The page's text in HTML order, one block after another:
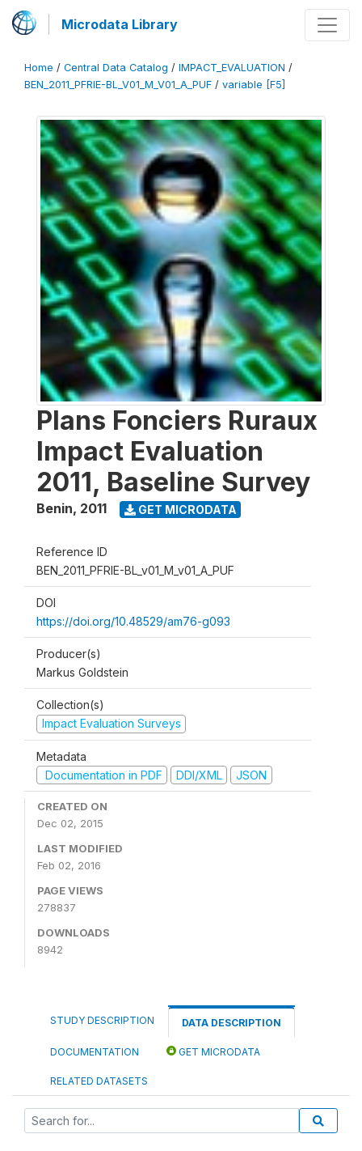
Microdata Library
Home / Central Data Catalog / IMPACT_EVALUATION /
BEN_2011_PFRIE-BL_V01_M_V01_A_PUF / variable [F5]
Plans Fonciers Ruraux
Impact Evaluation
2011, Baseline Survey
Benin, 2011 GET MICRODATA
Reference ID
BEN_2011_PFRIE-BL_v01_M_v01_A_PUF
DOI
https://doi.org/10.48529/am76-g093
Producer(s)
Markus Goldstein
Collection(s)
Impact Evaluation Surveys
Metadata
Documentation in PDF
DDI/XML JSON
CREATED ON
Dec 02, 2015
LAST MODIFIED
Feb 02, 2016
PAGE VIEWS
278837
DOWNLOADS
8942
STUDY DESCRIPTION DATA DESCRIPTION
DOCUMENTATION GET MICRODATA
RELATED DATASETS